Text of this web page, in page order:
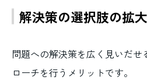
解決策の選択肢の拡大
問題への解決策を広く見いだ
ローチを行うメリットです。